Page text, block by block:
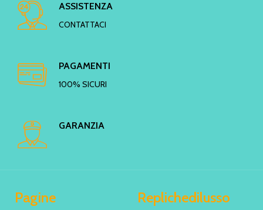
ASSISTENZA
CONTATTACI
PAGAMENTI
100% SICURI
GARANZIA
Pagine Replichedilusso